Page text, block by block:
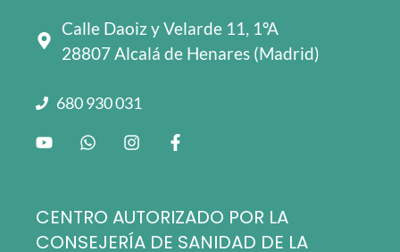
Calle Daoiz y Velarde 11, 1ºA
28807 Alcalá de Henares (Madrid)
680 930 031
CENTRO AUTORIZADO POR LA
CONSEJERÍA DE SANIDAD DE LA